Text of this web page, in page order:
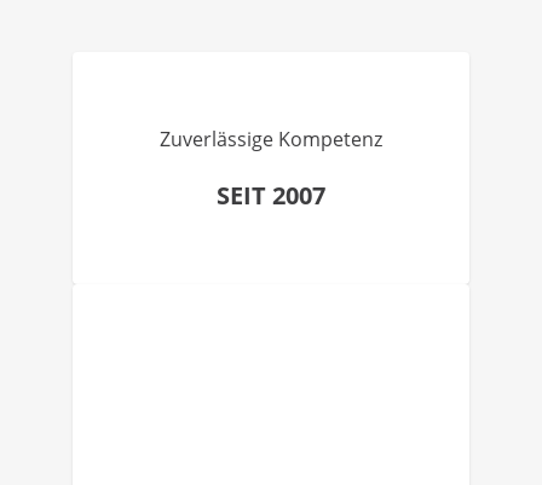
Zuverlässige Kompetenz
SEIT 2007